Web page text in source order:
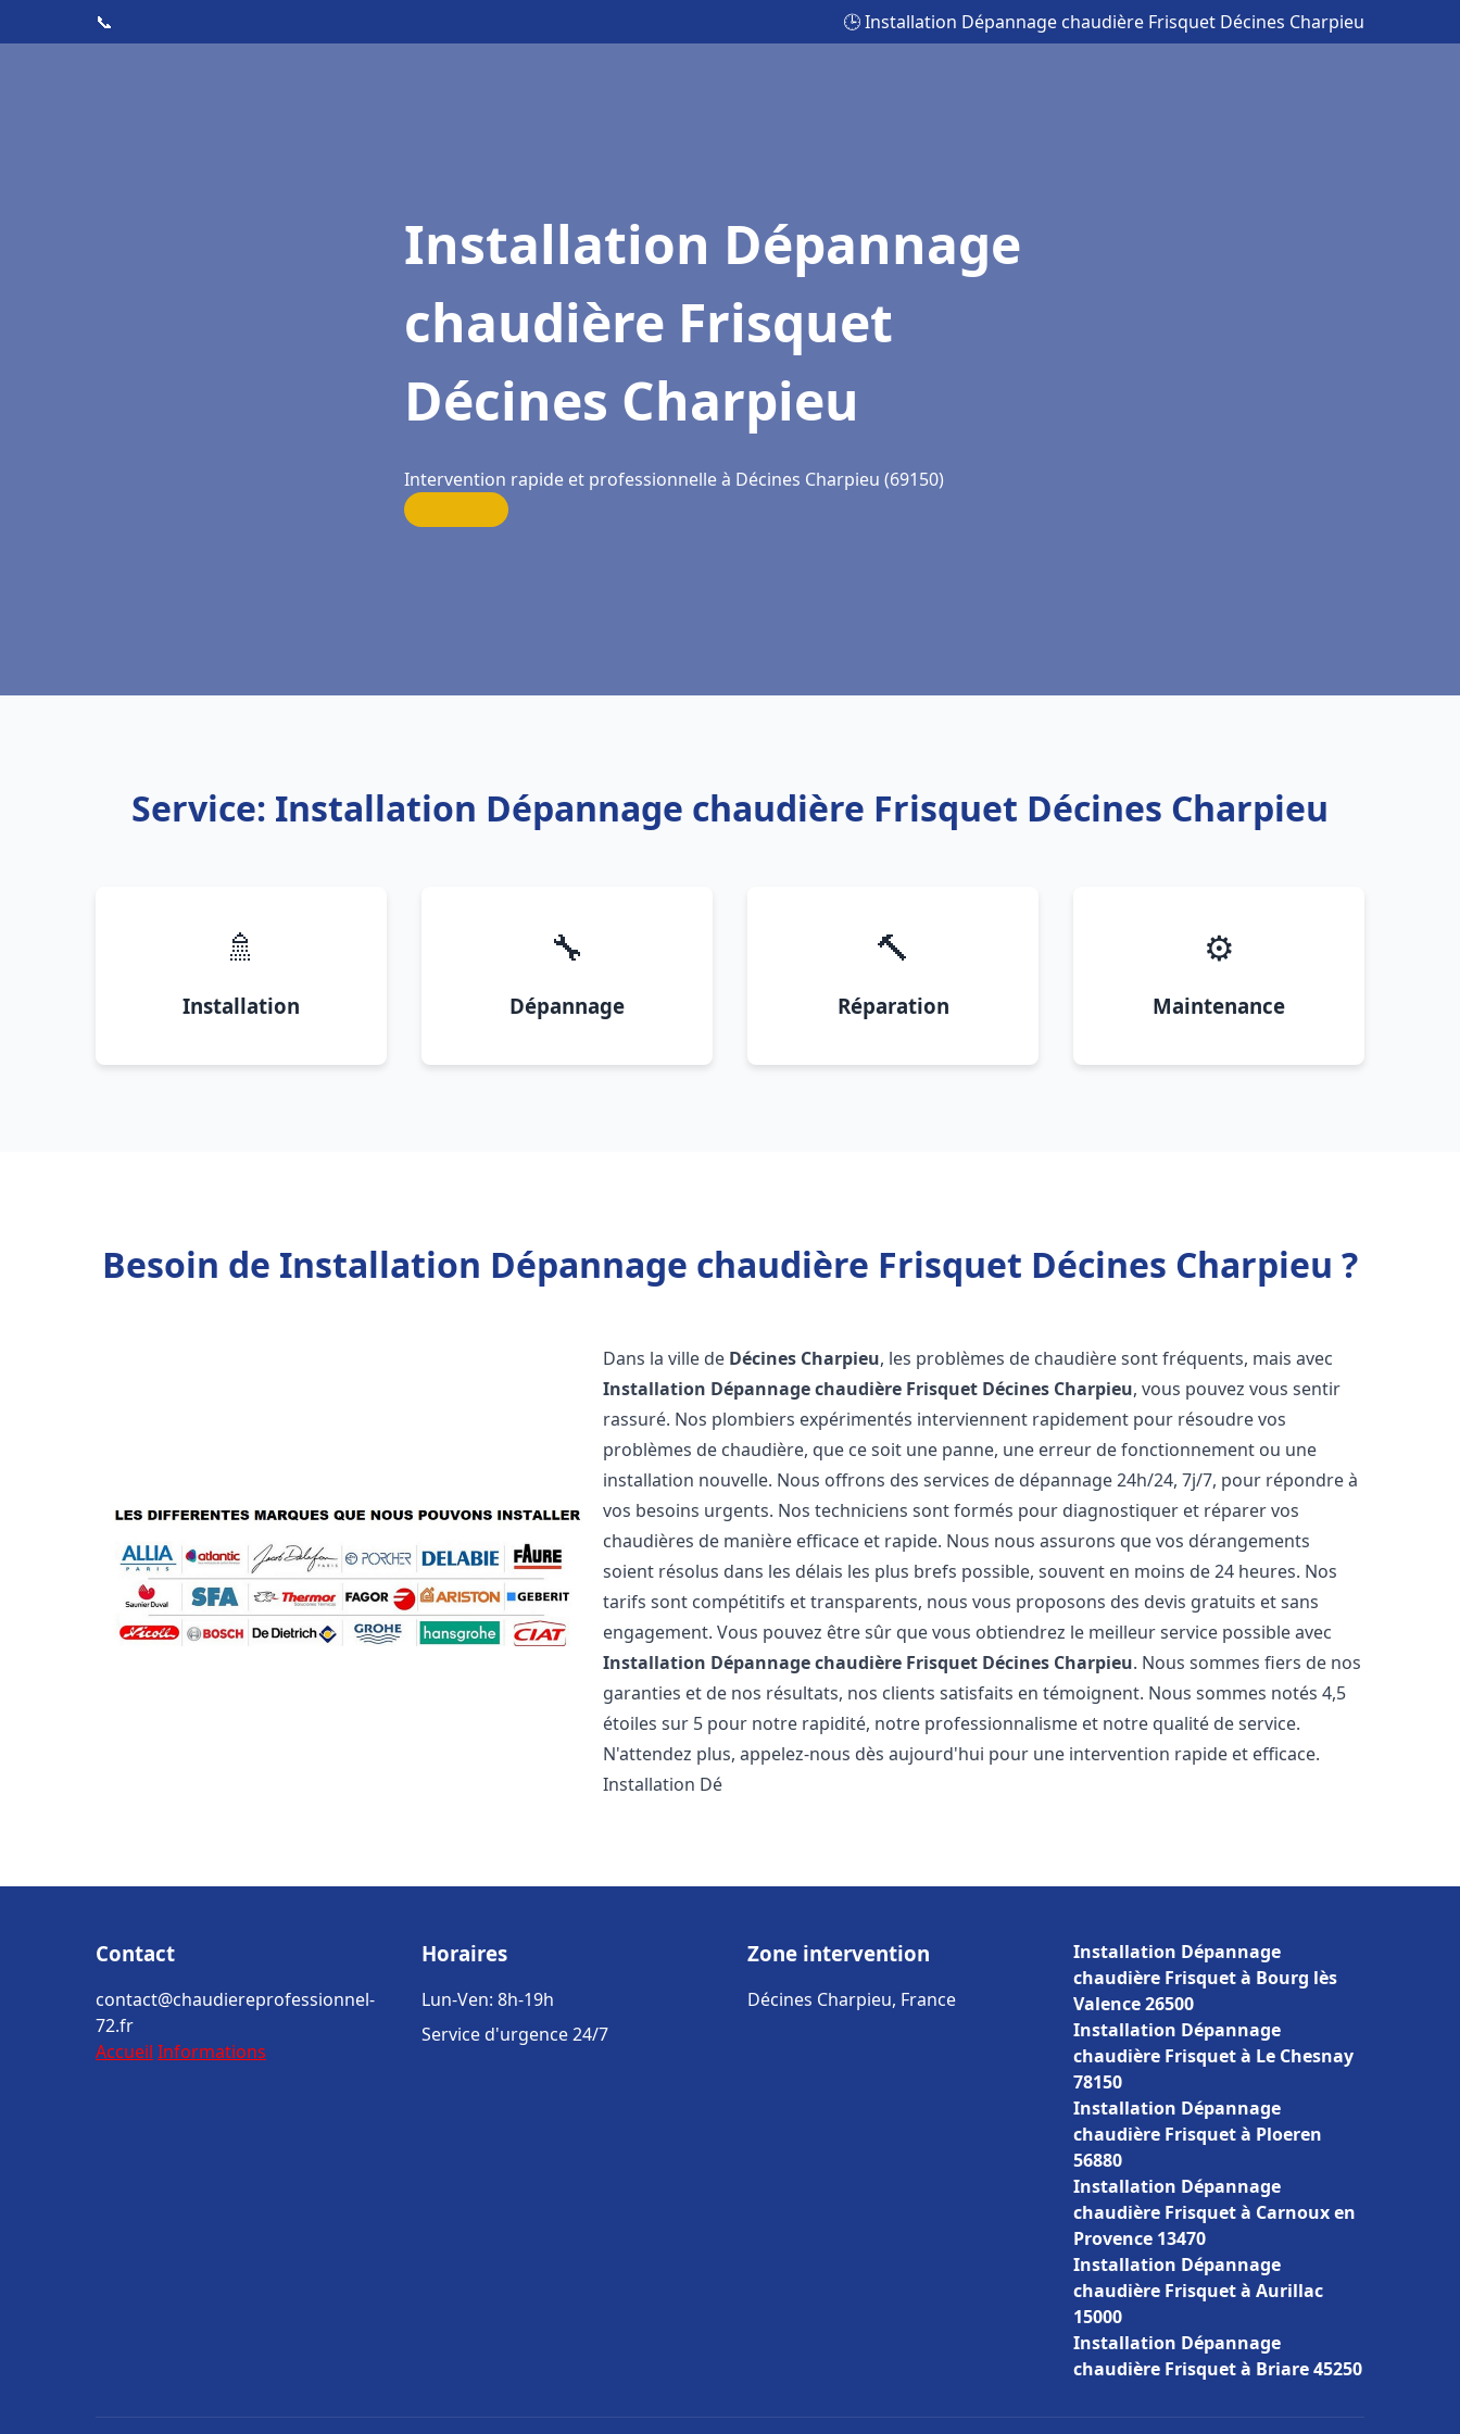
📞 🕒 Installation Dépannage chaudière Frisquet Décines Charpieu
Installation Dépannage
chaudière Frisquet
Décines Charpieu
Intervention rapide et professionnelle à Décines Charpieu (69150)
Service: Installation Dépannage chaudière Frisquet Décines Charpieu
🚿
Installation
🔧
Dépannage
🔨
Réparation
⚙️
Maintenance
Besoin de Installation Dépannage chaudière Frisquet Décines Charpieu ?
Dans la ville de Décines Charpieu, les problèmes de chaudière sont fréquents, mais avec
Installation Dépannage chaudière Frisquet Décines Charpieu, vous pouvez vous sentir
rassuré. Nos plombiers expérimentés interviennent rapidement pour résoudre vos
problèmes de chaudière, que ce soit une panne, une erreur de fonctionnement ou une
installation nouvelle. Nous offrons des services de dépannage 24h/24, 7j/7, pour répondre à
vos besoins urgents. Nos techniciens sont formés pour diagnostiquer et réparer vos
chaudières de manière efficace et rapide. Nous nous assurons que vos dérangements
soient résolus dans les délais les plus brefs possible, souvent en moins de 24 heures. Nos
tarifs sont compétitifs et transparents, nous vous proposons des devis gratuits et sans
engagement. Vous pouvez être sûr que vous obtiendrez le meilleur service possible avec
Installation Dépannage chaudière Frisquet Décines Charpieu. Nous sommes fiers de nos
garanties et de nos résultats, nos clients satisfaits en témoignent. Nous sommes notés 4,5
étoiles sur 5 pour notre rapidité, notre professionnalisme et notre qualité de service.
N'attendez plus, appelez-nous dès aujourd'hui pour une intervention rapide et efficace.
Installation Dé
Contact
contact@chaudiereprofessionnel-
72.fr
Accueil Informations
Horaires
Lun-Ven: 8h-19h
Service d'urgence 24/7
Zone intervention
Décines Charpieu, France
Installation Dépannage
chaudière Frisquet à Bourg lès
Valence 26500
Installation Dépannage
chaudière Frisquet à Le Chesnay
78150
Installation Dépannage
chaudière Frisquet à Ploeren
56880
Installation Dépannage
chaudière Frisquet à Carnoux en
Provence 13470
Installation Dépannage
chaudière Frisquet à Aurillac
15000
Installation Dépannage
chaudière Frisquet à Briare 45250